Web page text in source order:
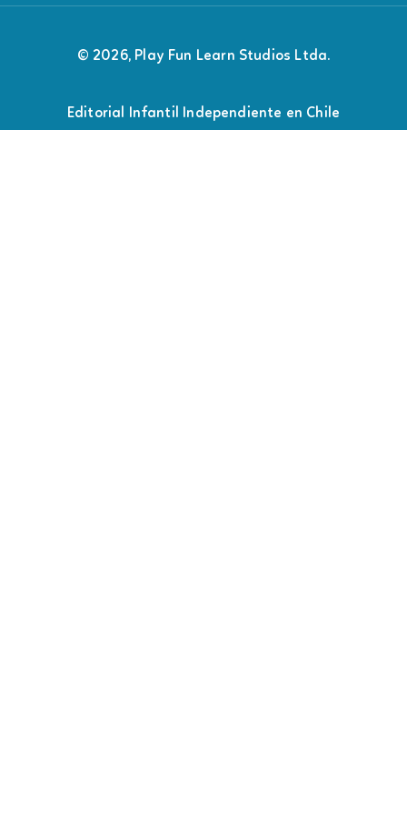
© 2026, Play Fun Learn Studios Ltda.
Editorial Infantil Independiente en Chile